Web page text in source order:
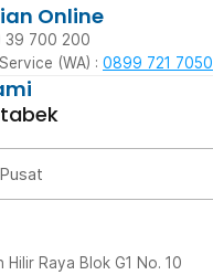
Online
39 700 200
(WA) : 0899 721 7050
Hilir Raya Blok G1 No. 10